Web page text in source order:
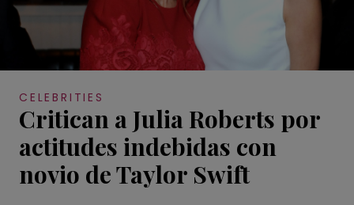
CELEBRITIES
Critican a Julia Roberts por
actitudes indebidas con
novio de Taylor Swift